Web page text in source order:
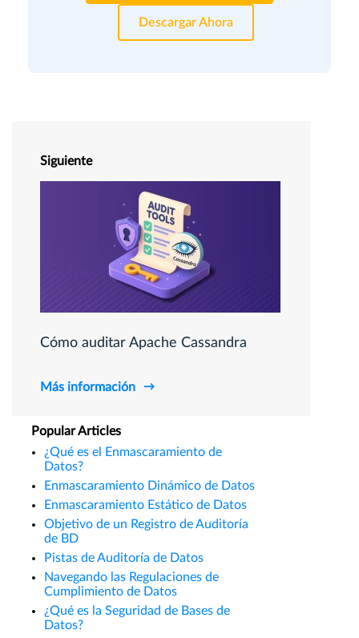
Descargar Ahora
Siguiente
Cómo auditar Apache Cassandra
Más información
Popular Articles
¿Qué es el Enmascaramiento de
Datos?
Enmascaramiento Dinámico de Datos
Enmascaramiento Estático de Datos
Objetivo de un Registro de Auditoría
de BD
Pistas de Auditoría de Datos
Navegando las Regulaciones de
Cumplimiento de Datos
¿Qué es la Seguridad de Bases de
Datos?